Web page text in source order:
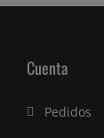
Cuenta
Pedidos